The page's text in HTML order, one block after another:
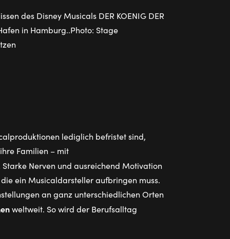
lediglich befristet sind,
Familien – mit
Starke Nerven und ausreichend Motivation
ein Musicaldarsteller aufbringen muss.
an ganz unterschiedlichen Orten
weltweit. So wird der Berufsalltag